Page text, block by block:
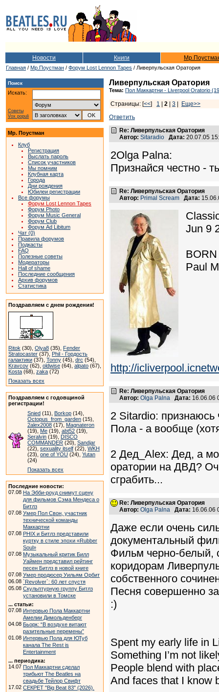
Новости Книги
Главная / Мр.Поустман / Форум Lost Lennon Tapes / Ливерпульская Оратория
Поиск
Искать:
Советы
Vox populi
Мр. Поустман
Клуб
Регистрация
Выслать пароль
Список участников
Мы помним
Клубная карта
Города
Дни рождения
Юбилеи регистрации
Все форумы
Форум Lost Lennon Tapes
Форум Photo
Форум Music General
Форум Club
Форум Ad Libitum
Чат (0)
Правила форумов
Подкасты
FAQ
Полезные советы
Модераторы
Hall of shame
Последние сообщения
Архив форумов
Статистика
Поздравляем с днем рождения!
Ritok (30), Olya8 (35), Fender
Stratocaster (37), Phil - Гордость
галактики (37), Tonny (45), drc (54),
Kravcov (62), oldwise (64), alpato (67),
Kosta (68), zaka (72)
Показать всех
Поздравляем с годовщиной
регистрации!
Snied (11), Borkop (14),
Octopus_from_garden (15),
2alex2008 (17), Magnateron
(19), Me (19), abt52 (19),
Seralvin (19), DISCO
COMMANDER (20), Sandjar
(22), sexuality itself (22), WKH
(23), one of YOU (24), Yutan
(24)
Показать всех
Последние новости:
07.08 На Эбби-роуд снимут сцену
для фильмов Сэма Мендеса о
Битлз
07.08 Умер Пол Свон, участник
технической команды
Маккартни
07.08 PHIX и Битлз представили
куртку в стиле эпохи «Rubber
Soul»
07.08 Музыкальный критик Билл
Уаймен представил рейтинг
песен Битлз в новой книге
07.08 Умер продюсер Уильям Орбит
06.08 `Revolver`: 60 лет спустя
05.08 Скульптурную группу Битлз
установили в Томске
... статьи:
07.08 Интервью Пола Маккартни
Амелии Димольденберг
04.08 Бьорк: “В воздухе витают
разительные перемены”
01.08 Интервью Пола для ЮТуб
канала The Rest is
Entertainment
... периодика:
14.07 Пол Маккартни сделал
трибьют The Beatles на
свадьбе Тейлор Свифт
17.02 СЕКРЕТ "Big Beat 83" (2026).
Ливерпульская Оратория
Тема: Пол Маккартни - Liverpool Oratorio
Страницы: [<<] 1 2 3
Еще>>
Ответить
Re: Ливерпульская Оратория
Автор: Sitaradio Дата: 20.07.05
2Olga Palna:
Признайся честно -
Re: Ливерпульская Оратория
Автор: Primal Scream Дата:
Jun 9
Paul
http://
Re: Ливерпульская Оратория
Автор: Olga Palna Дата:
2 Sitardio:
Пола - а вообще
2 Дед_Alex: Дед, а
оратории на ДВД?
сграбить...
Re: Ливерпульская Оратория
Автор: Olga Palna Дата:
Даже если очень
документальный
Фильм черно-белый,
коридорам
собственного
Песня совершенно
:)
Spent my early life in
Something I’m not
People blend with
And faces that I know